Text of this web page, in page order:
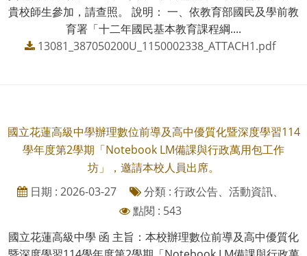
貴校師生參加，請查照。 說明： 一、依教育部國民及學前教
育署「十二年國民基本教育課程綱....
13081_387050200U_1150002338_ATTACH1.pdf
國立花蓮高級中學辦理數位前導及高中優質化暨深度學習114
學年度第2學期「Notebook LM備課與行政萬用包工作
坊」，邀請本校人員出席。
日期 : 2026-03-27
分類 : 行政公告、活動資訊、
點閱 : 543
國立花蓮高級中學 函 主旨：本校辦理數位前導及高中優質化